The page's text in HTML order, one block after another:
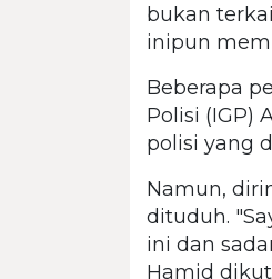
bukan
inipun
Beberapa
Polisi (IGP)
polisi yang
Namun,
dituduh.
ini dan
Hamid